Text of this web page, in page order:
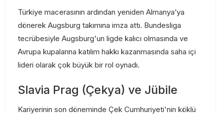
Türkiye macerasının ardından yeniden Almanya’ya
dönerek Augsburg takımına imza attı. Bundesliga
tecrübesiyle Augsburg'un ligde kalıcı olmasında ve
Avrupa kupalarına katılım hakkı kazanmasında saha içi
lideri olarak çok büyük bir rol oynadı.
Slavia Prag (Çekya) ve Jübile
Kariyerinin son döneminde Çek Cumhuriyeti'nin köklü